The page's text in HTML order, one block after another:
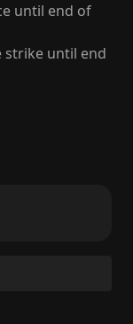
until end of
strike until end